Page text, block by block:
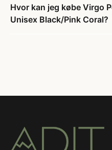
Hvor kan jeg købe Virgo
Unisex Black/Pink Coral?